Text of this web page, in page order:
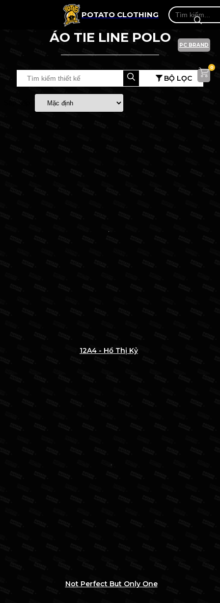
POTATO CLOTHING
PC BRAND
0
ÁO TIE LINE POLO
BỘ LỌC
12A4 - Hồ Thị Kỷ
Not Perfect But Only One